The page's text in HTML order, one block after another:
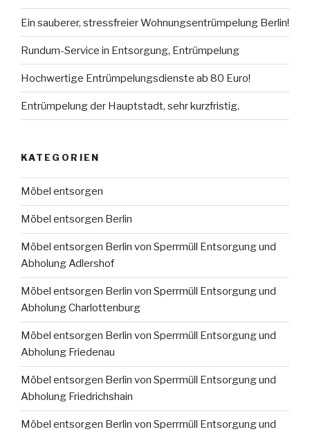
Ein sauberer, stressfreier Wohnungsentrümpelung Berlin!
Rundum-Service in Entsorgung, Entrümpelung
Hochwertige Entrümpelungsdienste ab 80 Euro!
Entrümpelung der Hauptstadt, sehr kurzfristig.
KATEGORIEN
Möbel entsorgen
Möbel entsorgen Berlin
Möbel entsorgen Berlin von Sperrmüll Entsorgung und
Abholung Adlershof
Möbel entsorgen Berlin von Sperrmüll Entsorgung und
Abholung Charlottenburg
Möbel entsorgen Berlin von Sperrmüll Entsorgung und
Abholung Friedenau
Möbel entsorgen Berlin von Sperrmüll Entsorgung und
Abholung Friedrichshain
Möbel entsorgen Berlin von Sperrmüll Entsorgung und